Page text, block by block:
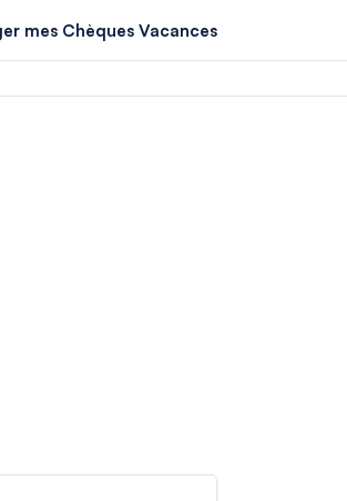
mes Chèques Vacances